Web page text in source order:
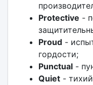
Protective -
Proud-
гордости;
Punctual-
Quiet-